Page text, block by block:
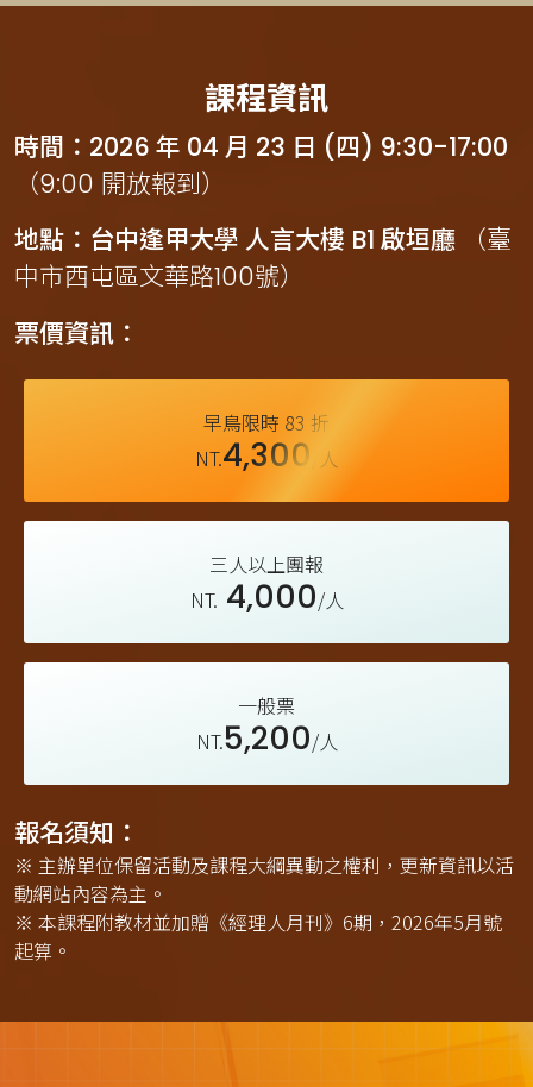
課程資訊
時間：2026 年 04 月 23 日 (四) 9:30-17:00
（9:00 開放報到）
地點：台中逢甲大學 人言大樓 B1 啟垣廳
（臺
中市西屯區文華路100號）
票價資訊：
早鳥限時 83 折
NT.4,300 /人
三人以上團報
NT. 4,000/人
一般票
NT.5,200/人
報名須知：
※ 主辦單位保留活動及課程大綱異動之權利，更新資訊以活
動網站內容為主。
※ 本課程附教材並加贈《經理人月刊》6期，2026年5月號
起算。